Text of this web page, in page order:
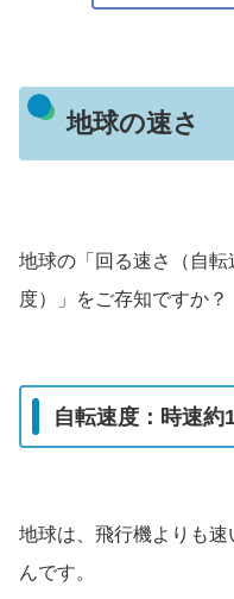
地球の速さ
地球の「回る速さ（自
度）」をご存知ですか？
自転速度：時速約
地球は、飛行機よりも
んです。